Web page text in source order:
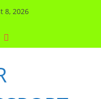
8, 2026